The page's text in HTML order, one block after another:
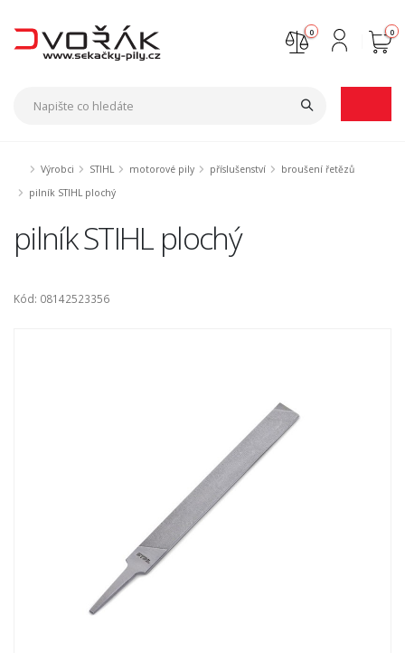
0
0
Výrobci STIHL motorové pily příslušenství
broušení řetězů
pilník STIHL plochý
pilník STIHL plochý
Kód: 08142523356